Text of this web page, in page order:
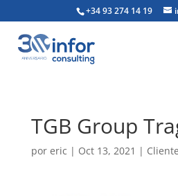
+34 93 274 14 19
TGB Group
por eric | Oct 13, 2021 |